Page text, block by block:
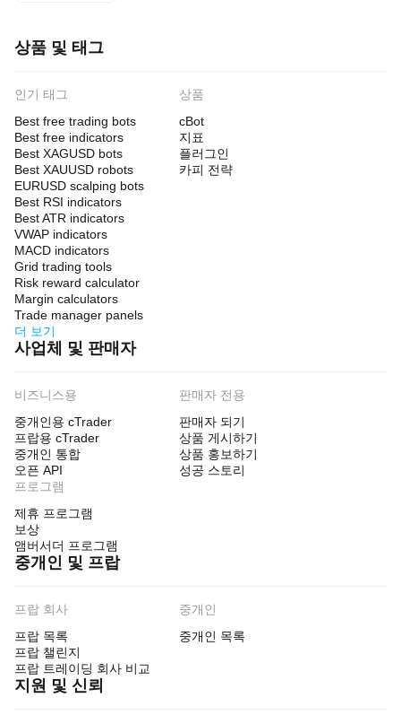
상품 및 태그
인기 태그
Best free trading bots
Best free indicators
Best XAGUSD bots
Best XAUUSD robots
EURUSD scalping bots
Best RSI indicators
Best ATR indicators
VWAP indicators
MACD indicators
Grid trading tools
Risk reward calculator
Margin calculators
Trade manager panels
더 보기
상품
cBot
지표
플러그인
카피 전략
사업체 및 판매자
비즈니스용
중개인용 cTrader
프랍용 cTrader
중개인 통합
오픈 API
판매자 전용
판매자 되기
상품 게시하기
상품 홍보하기
성공 스토리
프로그램
제휴 프로그램
보상
앰버서더 프로그램
중개인 및 프랍
프랍 회사
프랍 목록
프랍 챌린지
프랍 트레이딩 회사 비교
중개인
중개인 목록
지원 및 신뢰